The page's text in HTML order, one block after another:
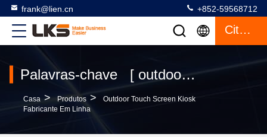
frank@lien.cn +852-59568712
Citações
Palavras-chave [ outdoor touch screen kiosk ] Fósforo 120 produtos
Casa > Produtos >
Outdoor Touch Screen Kiosk
Fabricante Em Linha